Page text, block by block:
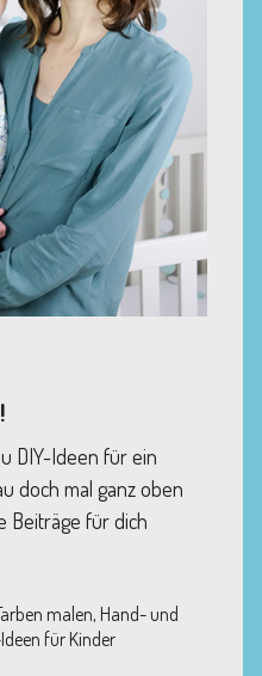
DIY-Ideen für ein
doch mal ganz oben
Beiträge für dich
malen, Hand- und
für Kinder